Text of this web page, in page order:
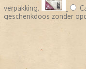
verpakking.
geschenkdoos zonder